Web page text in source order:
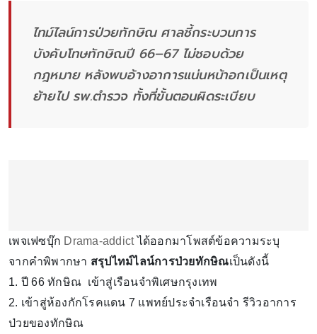
ไทม์ไลน์การป่วยทักษิณ ศาลชี้กระบวนการ
บังคับโทษทักษิณปี 66–67 ไม่ชอบด้วย
กฎหมาย หลังพบอ้างอาการแน่นหน้าอกเป็นเหตุ
ย้ายไป รพ.ตำรวจ ทั้งที่ขั้นตอนผิดระเบียบ
เพจเฟซบุ๊ก Drama-addictได้ออกมาโพสต์ข้อความระบุ
จากคำพิพากษา สรุปไทม์ไลน์การป่วยทักษิณเป็นดังนี้
1. ปี 66 ทักษิณ เข้าสู่เรือนจำพิเศษกรุงเทพ
2. เข้าสู่ห้องกักโรคแดน 7 แพทย์ประจำเรือนจำ รีวิวอาการ
ป่วยของทักษิณ